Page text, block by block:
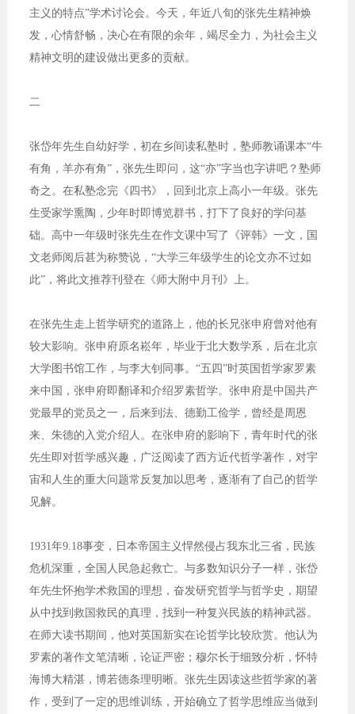
主义的特点”学术讨论会。今天，年近八旬的张先生精神焕
发，心情舒畅，决心在有限的余年，竭尽全力，为社会主义
精神文明的建设做出更多的贡献。
二
张岱年先生自幼好学，初在乡间读私塾时，塾师教诵课本“牛
有角，羊亦有角”，张先生即问，这“亦”字当也字讲吧？塾师
奇之。在私塾念完《四书》，回到北京上高小一年级。张先
生受家学熏陶，少年时即博览群书，打下了良好的学问基
础。高中一年级时张先生在作文课中写了《评韩》一文，国
文老师阅后甚为称赞说，“大学三年级学生的论文亦不过如
此”，将此文推荐刊登在《师大附中月刊》上。
在张先生走上哲学研究的道路上，他的长兄张申府曾对他有
较大影响。张申府原名崧年，毕业于北大数学系，后在北京
大学图书馆工作，与李大钊同事。“五四”时英国哲学家罗素
来中国，张申府即翻译和介绍罗素哲学。张申府是中国共产
党最早的党员之一，后来到法、德勤工俭学，曾经是周恩
来、朱德的入党介绍人。在张申府的影响下，青年时代的张
先生即对哲学感兴趣，广泛阅读了西方近代哲学著作，对宇
宙和人生的重大问题常反复加以思考，逐渐有了自己的哲学
见解。
1931年9.18事变，日本帝国主义悍然侵占我东北三省，民族
危机深重，全国人民急起救亡。与多数知识分子一样，张岱
年先生怀抱学术救国的理想，奋发研究哲学与哲学史，期望
从中找到救国救民的真理，找到一种复兴民族的精神武器。
在师大读书期间，他对英国新实在论哲学比较欣赏。他认为
罗素的著作文笔清晰，论证严密；穆尔长于细致分析，怀特
海博大精湛，博若德条理明晰。张先生因读这些哲学家的著
作，受到了一定的思维训练，开始确立了哲学思维应当做到